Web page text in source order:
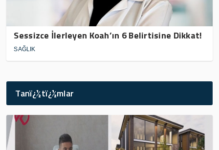
Sessizce İlerleyen Koah’ın 6 Belirtisine Dikkat!
SAĞLIK
Tanï¿½tï¿½mlar